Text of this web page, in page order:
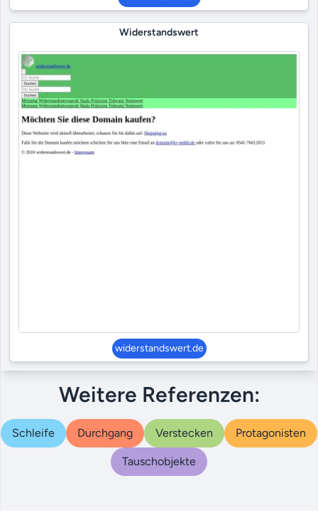
Widerstandswert
widerstandswert.de
Weitere Referenzen:
Schleife Durchgang Verstecken Protagonisten
Tauschobjekte